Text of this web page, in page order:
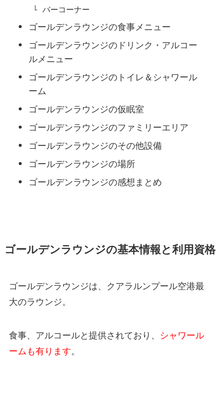
バーコーナー
ゴールデンラウンジの食事メニュー
ゴールデンラウンジのドリンク・アルコー
ルメニュー
ゴールデンラウンジのトイレ＆シャワール
ーム
ゴールデンラウンジの仮眠室
ゴールデンラウンジのファミリーエリア
ゴールデンラウンジのその他設備
ゴールデンラウンジの場所
ゴールデンラウンジの感想まとめ
ゴールデンラウンジの基本情報と利用資格
ゴールデンラウンジは、クアラルンプール空港最
大のラウンジ。
食事、アルコールと提供されており、
シャワール
ームも有ります。